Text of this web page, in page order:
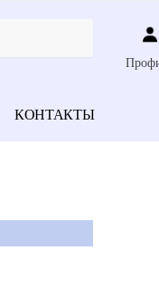
КОНТАКТЫ